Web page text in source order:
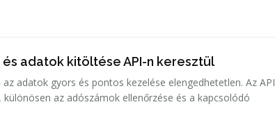
adatok kitöltése API-n keresztül
adatok gyors és pontos kezelése elengedhetetlen. Az API
az adószámok ellenőrzése és a kapcsolódó